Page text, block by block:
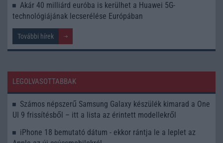
Akár 40 milliárd euróba is kerülhet a Huawei 5G-
technológiájának lecserélése Európában
További hírek
LEGOLVASOTTABBAK
Számos népszerű Samsung Galaxy készülék kimarad a One
UI 9 frissítésből – itt a lista az érintett modellekről
iPhone 18 bemutató dátum - ekkor rántja le a leplet az